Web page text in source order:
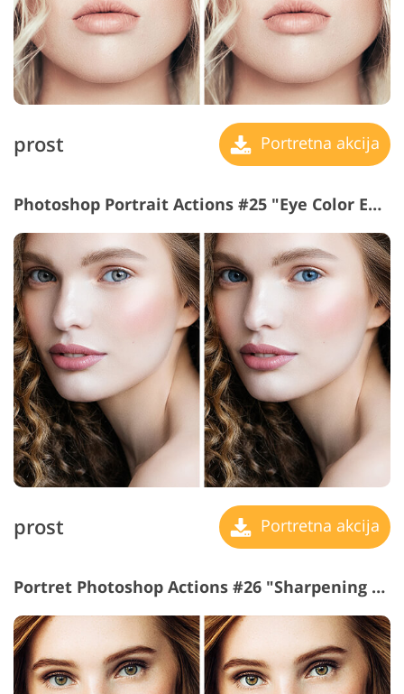
prost Portretna akcija
Photoshop Portrait Actions #25 "Eye Color Effect"
prost Portretna akcija
Portret Photoshop Actions #26 "Sharpening Eyes"